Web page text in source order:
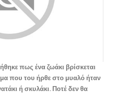
πως ένα ζωάκι βρίσκεται
που του ήρθε στο μυαλό ήταν
ή σκυλάκι. Ποτέ δεν θα